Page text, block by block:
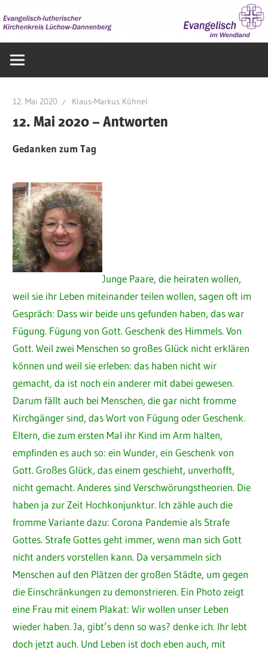
Inhalt
springen
im
12. Mai 2020 Klaus-Markus Kühnel
12. Mai 2020 – Antworten
Gedanken zum Tag
Junge Paare, die heiraten wollen,
weil sie ihr Leben miteinander teilen wollen, sagen oft im
Gespräch: Dass wir beide uns gefunden haben, das war
Fügung. Fügung von Gott. Geschenk des Himmels. Von
Gott. Weil zwei Menschen so großes Glück nicht erklären
können und weil sie erleben: das haben nicht wir
gemacht, da ist noch ein anderer mit dabei gewesen.
Darum fällt auch bei Menschen, die gar nicht fromme
Kirchgänger sind, das Wort von Fügung oder Geschenk.
Eltern, die zum ersten Mal ihr Kind im Arm halten,
empfinden es auch so: ein Wunder, ein Geschenk von
Gott. Großes Glück, das einem geschieht, unverhofft,
nicht gemacht. Anderes sind Verschwörungstheorien. Die
haben ja zur Zeit Hochkonjunktur. Ich zähle auch die
fromme Variante dazu: Corona Pandemie als Strafe
Gottes. Strafe Gottes geht immer, wenn man sich Gott
nicht anders vorstellen kann. Da versammeln sich
Menschen auf den Plätzen der großen Städte, um gegen
die Einschränkungen zu demonstrieren. Ein Photo zeigt
eine Frau mit einem Plakat: Wir wollen unser Leben
wieder haben. Ja, gibt’s denn so was? denke ich. Ihr lebt
doch jetzt auch. Und Leben ist doch eben auch, mit